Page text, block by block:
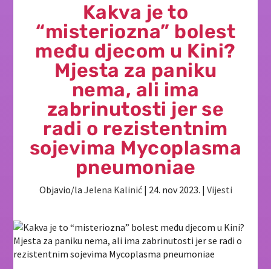
Kakva je to
“misteriozna” bolest
među djecom u Kini?
Mjesta za paniku
nema, ali ima
zabrinutosti jer se
radi o rezistentnim
sojevima Mycoplasma
pneumoniae
Objavio/la Jelena Kalinić| 24. nov 2023. | Vijesti